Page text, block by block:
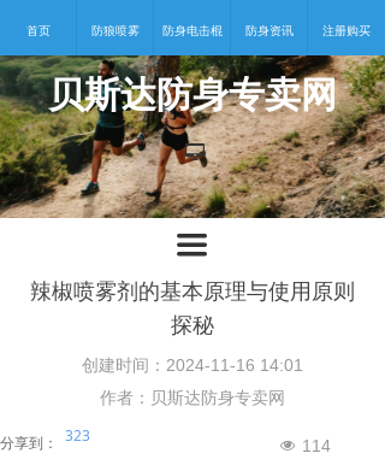
贝斯达防身专卖网
首页 防狼喷雾 防身电击棍 防身资讯 注册购买
넡
辣椒喷雾剂的基本原理与使用原则
探秘
넶 114
分享到： 323
创建时间： 2024-11-16 14:01
作者：贝斯达防身专卖网
끀